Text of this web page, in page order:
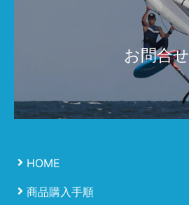
お問合せ
HOME
商品購入手順